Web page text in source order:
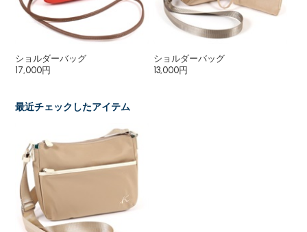
ショルダーバッグ
17,000円
ショルダーバッグ
13,000円
最近チェックしたアイテム